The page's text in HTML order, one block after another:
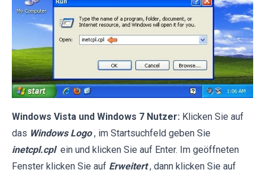
Windows Vista und Windows 7 Nutzer: Klicken Sie auf
das Windows Logo , im Startsuchfeld geben Sie
inetcpl.cpl ein und klicken Sie auf Enter. Im geöffneten
Fenster klicken Sie auf Erweitert , dann klicken Sie auf